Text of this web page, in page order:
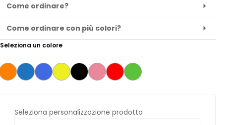
Come ordinare?
Come ordinare con più colori?
Seleziona un colore
Seleziona personalizzazione prodotto